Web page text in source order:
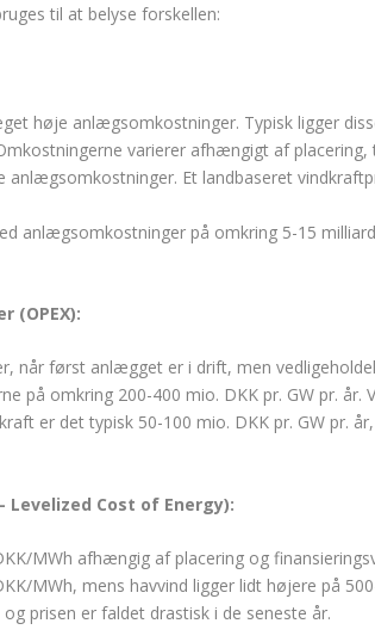
til at belyse forskellen:
høje anlægsomkostninger. Typisk ligger
varierer afhængigt af placering,
Et landbaseret
anlægsomkostninger på omkring 5-15
(OPEX):
når først anlægget er i drift, men
på omkring 200-400 mio. DKK pr. GW pr. år.
er det typisk 50-100 mio. DKK pr. GW pr.
Cost of Energy):
MWh afhængig af placering og
MWh, mens havvind ligger lidt højere på
prisen er faldet drastisk i de seneste år.